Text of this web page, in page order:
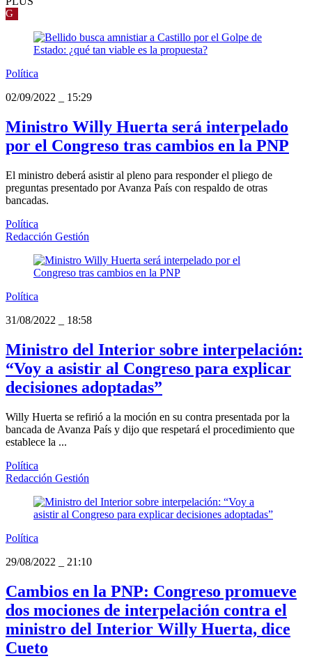
G
Política
02/09/2022
15:29
Ministro Willy Huerta será interpelado
por el Congreso tras cambios en la PNP
El ministro deberá asistir al pleno para responder el pliego de
preguntas presentado por Avanza País con respaldo de otras
bancadas.
Política
Redacción Gestión
Política
31/08/2022
18:58
Ministro del Interior sobre interpelación:
“Voy a asistir al Congreso para explicar
decisiones adoptadas”
Willy Huerta se refirió a la moción en su contra presentada por la
bancada de Avanza País y dijo que respetará el procedimiento que
establece la ...
Política
Redacción Gestión
Política
29/08/2022
21:10
Cambios en la PNP: Congreso promueve
dos mociones de interpelación contra el
ministro del Interior Willy Huerta, dice
Cueto